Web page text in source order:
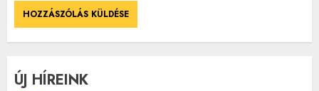
ÚJ HÍREINK